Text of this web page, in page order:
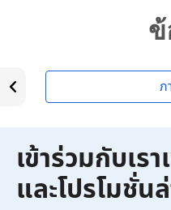
ข้
ภ
เข้าร่วมกับเร
และโปรโมชั่น